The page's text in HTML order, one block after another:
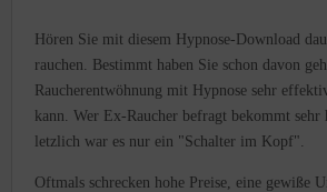
Hören Sie mit diesem Hypnose-Download
rauchen. Bestimmt haben Sie schon davon
Raucherentwöhnung mit Hypnose sehr
kann. Wer Ex-Raucher befragt bekommt sehr
letzlich war es nur ein "Schalter im Kopf".
Oftmals schrecken hohe Preise, eine gewiße